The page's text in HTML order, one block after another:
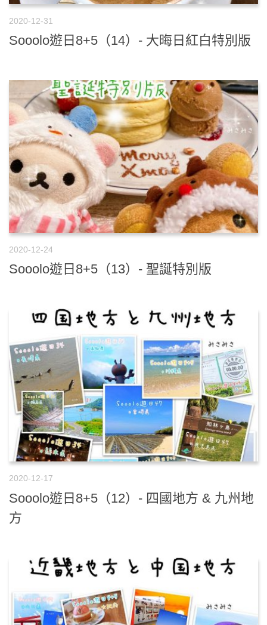
2020-12-31
Sooolo遊日8+5（14）- 大晦日紅白特別版
2020-12-24
Sooolo遊日8+5（13）- 聖誕特別版
2020-12-17
Sooolo遊日8+5（12）- 四國地方 & 九州地
方